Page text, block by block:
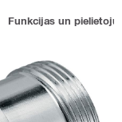
Funkcijas un